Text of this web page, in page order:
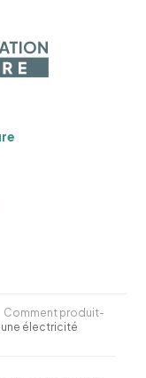
Comment produit-
une électricité